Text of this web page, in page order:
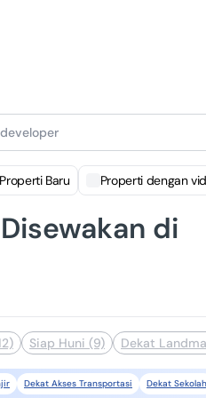
Properti Baru Properti dengan
di
Siap Huni (9) Dekat
Dekat Akses Transportasi Dekat Sekolah